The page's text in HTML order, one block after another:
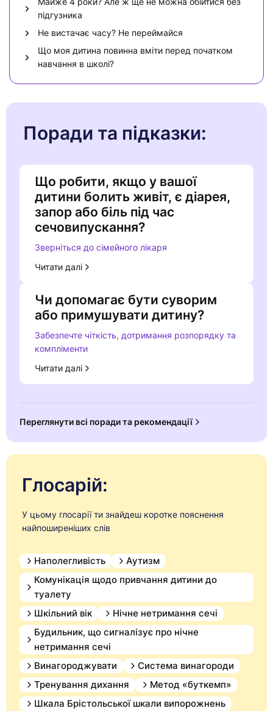
підгузника
Не вистачає часу? Не переймайся
Що моя дитина повинна вміти перед початком
навчання в школі?
Поради та підказки:
Що робити, якщо у вашої
дитини болить живіт, є діарея,
запор або біль під час
сечовипускання?
Зверніться до сімейного лікаря
Читати далі
Чи допомагає бути суворим
або примушувати дитину?
Забезпечте чіткість, дотримання розпорядку та
компліменти
Читати далі
Переглянути всі поради та рекомендації
Глосарій:
У цьому глосарії ти знайдеш коротке пояснення
найпоширеніших слів
Наполегливість
Аутизм
Комунікація щодо привчання дитини до
туалету
Шкільний вік
Нічне нетримання сечі
Будильник, що сигналізує про нічне
нетримання сечі
Винагороджувати
Система винагороди
Тренування дихання
Метод «буткемп»
Шкала Брістольської шкали випорожнень